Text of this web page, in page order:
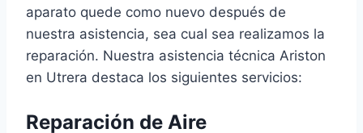
aparato quede como nuevo después de
nuestra asistencia, sea cual sea realizamos la
reparación. Nuestra asistencia técnica Ariston
en Utrera destaca los siguientes servicios:
Reparación de Aire